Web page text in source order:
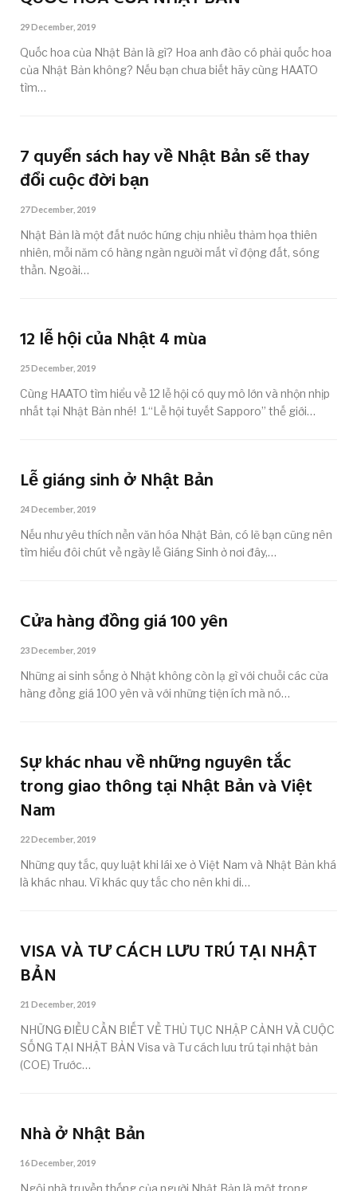
29 December, 2019
Quốc hoa của Nhật Bản là gì? Hoa anh đào có phải quốc hoa
của Nhật Bản không? Nếu bạn chưa biết hãy cùng HAATO
tìm…
7 quyển sách hay về Nhật Bản sẽ thay
đổi cuộc đời bạn
27 December, 2019
Nhật Bản là một đất nước hứng chịu nhiều thảm họa thiên
nhiên, mỗi năm có hàng ngàn người mất vì động đất, sóng
thần. Ngoài…
12 lễ hội của Nhật 4 mùa
25 December, 2019
Cùng HAATO tìm hiểu về 12 lễ hội có quy mô lớn và nhộn nhịp
nhất tại Nhật Bản nhé! 1.“Lễ hội tuyết Sapporo” thế giới…
Lễ giáng sinh ở Nhật Bản
24 December, 2019
Nếu như yêu thích nền văn hóa Nhật Bản, có lẽ bạn cũng nên
tìm hiểu đôi chút về ngày lễ Giáng Sinh ở nơi đây,…
Cửa hàng đồng giá 100 yên
23 December, 2019
Những ai sinh sống ở Nhật không còn lạ gì với chuỗi các cửa
hàng đồng giá 100 yên và với những tiện ích mà nó…
Sự khác nhau về những nguyên tắc
trong giao thông tại Nhật Bản và Việt
Nam
22 December, 2019
Những quy tắc, quy luật khi lái xe ở Việt Nam và Nhật Bản khá
là khác nhau. Vì khác quy tắc cho nên khi di…
VISA VÀ TƯ CÁCH LƯU TRÚ TẠI NHẬT
BẢN
21 December, 2019
NHỮNG ĐIỀU CẦN BIẾT VỀ THỦ TỤC NHẬP CẢNH VÀ CUỘC
SỐNG TẠI NHẬT BẢN Visa và Tư cách lưu trú tại nhật bản
(COE) Trước…
Nhà ở Nhật Bản
16 December, 2019
Ngôi nhà truyền thống của người Nhật Bản là một trong